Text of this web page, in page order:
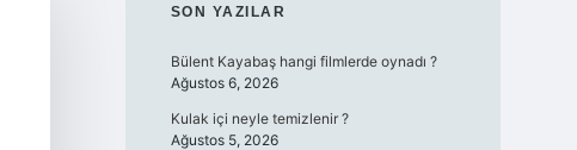
SIDEBAR
SON YAZILAR
Bülent Kayabaş hangi filmlerde oynadı ?
Ağustos 6, 2026
Kulak içi neyle temizlenir ?
Ağustos 5, 2026